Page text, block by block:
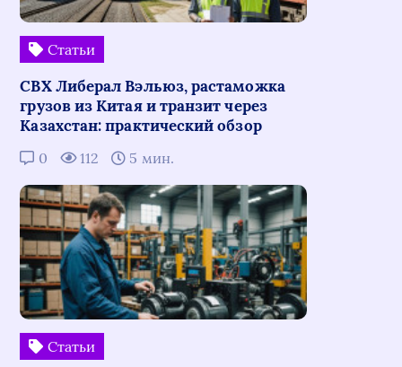
Статьи
СВХ Либерал Вэльюз, растаможка
грузов из Китая и транзит через
Казахстан: практический обзор
0 112 5 мин.
Статьи